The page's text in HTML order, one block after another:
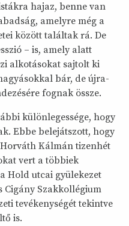
hajaz, benne van
amelyre még a
között találtak rá. De
– is, amely alatt
alkotásokat sajtolt ki
bár, de újra-
fognak össze.
különlegessége, hogy
Ebbe belejátszott, hogy
Kálmán tizenhét
vert a többiek
Hold utcai gyülekezet
Cigány Szakkollégium
tevékenységét tekintve
is.